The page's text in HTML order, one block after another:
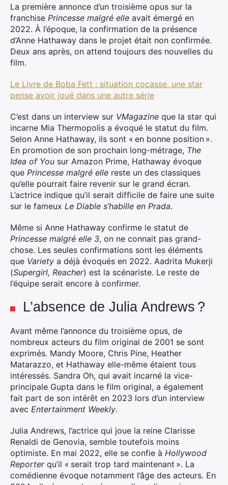
La première annonce d’un troisième opus sur la
franchise Princesse malgré elle avait émergé en
2022. À l’époque, la confirmation de la présence
d’Anne Hathaway dans le projet était non confirmée.
Deux ans après, on attend toujours des nouvelles du
film.
Le Livre de Boba Fett : situation cocasse, une star
pense avoir joué dans une autre série
C’est dans un interview sur VMagazine que la star qui
incarne Mia Thermopolis a évoqué le statut du film.
Selon Anne Hathaway, ils sont « en bonne position ».
En promotion de son prochain long-métrage, The
Idea of You sur Amazon Prime, Hathaway évoque
que Princesse malgré elle reste un des classiques
qu’elle pourrait faire revenir sur le grand écran.
L’actrice indique qu’il serait difficile de faire une suite
sur le fameux Le Diable s’habille en Prada.
Même si Anne Hathaway confirme le statut de
Princesse malgré elle 3, on ne connait pas grand-
chose. Les seules confirmations sont les éléments
que Variety a déjà évoqués en 2022. Aadrita Mukerji
(Supergirl, Reacher) est la scénariste. Le reste de
l’équipe serait encore à confirmer.
L’absence de Julia Andrews ?
Avant même l’annonce du troisième opus, de
nombreux acteurs du film original de 2001 se sont
exprimés. Mandy Moore, Chris Pine, Heather
Matarazzo, et Hathaway elle-même étaient tous
intéressés. Sandra Oh, qui avait incarné la vice-
principale Gupta dans le film original, a également
fait part de son intérêt en 2023 lors d’un interview
avec Entertainment Weekly.
Julia Andrews, l’actrice qui joue la reine Clarisse
Renaldi de Genovia, semble toutefois moins
optimiste. En mai 2022, elle se confie à Hollywood
Reporter qu’il « serait trop tard maintenant ». La
comédienne évoque notamment l’âge des acteurs. En